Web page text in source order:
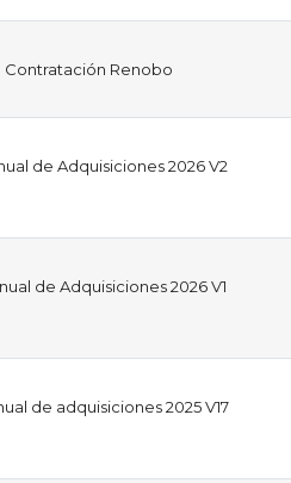
Contratación Renobo
de Adquisiciones 2026 V2
de Adquisiciones 2026 V1
de adquisiciones 2025 V17